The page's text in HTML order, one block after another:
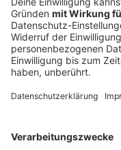
Das ROCK ANTENNE
Metal - doch seid ihr